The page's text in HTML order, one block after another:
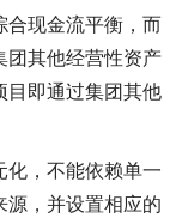
合现金流平衡，而
团其他经营性资产
目即通过集团其他
化，不能依赖单一
源，并设置相应的